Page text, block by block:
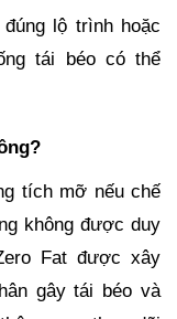
lộ trình hoặc
tái béo có thể
tích mỡ nếu chế
không được duy
Fat được xây
gây tái béo và